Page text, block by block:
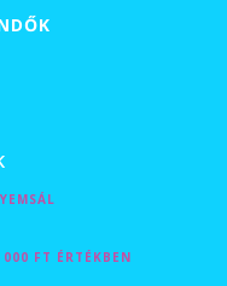
FT ÉRTÉKBEN